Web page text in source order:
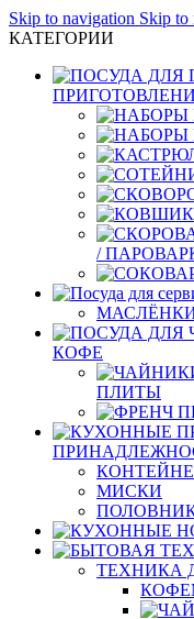
Skip to navigation Skip to
КАТЕГОРИИ
/
КОФЕ
ПЛИТЫ
МИСКИ
ТЕХНИКА